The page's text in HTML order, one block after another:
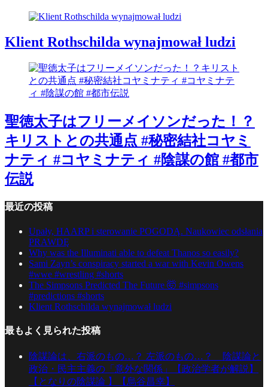
Klient Rothschilda wynajmował ludzi
聖徳太子はフリーメイソンだった！？
キリストとの共通点 #秘密結社コヤミ
ナティ #コヤミナティ #陰謀の館 #都市
伝説
最近の投稿
Upały, HAARP i sterowanie POGODĄ. Naukowiec odsłania
PRAWDĘ
Why was the Illuminati able to defeat Thanos so easily?
Sami Zayn’s conspiracy started a war with Kevin Owens
#wwe #wrestling #shorts
The Simpsons Predicted The Future 🤯 #simpsons
#predictions #shorts
Klient Rothschilda wynajmował ludzi
最もよく見られた投稿
陰謀論は、右派のもの…？ 左派のもの…？ 陰謀論と
政治・民主主義の「意外な関係」【政治学者が解説】
【となりの陰謀論 】【烏谷昌幸】